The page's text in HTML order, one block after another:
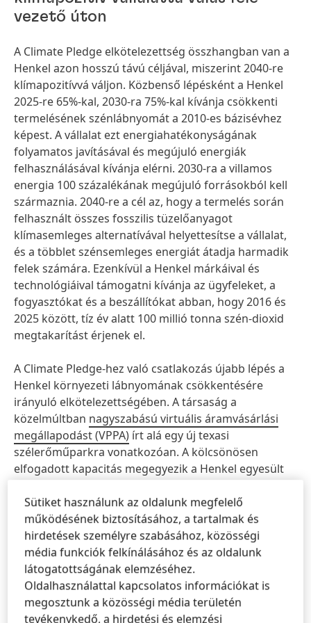
vezető úton
A Climate Pledge elkötelezettség összhangban van a
Henkel azon hosszú távú céljával, miszerint 2040-re
klímapozitívvá váljon. Közbenső lépésként a Henkel
2025-re 65%-kal, 2030-ra 75%-kal kívánja csökkenti
termelésének szénlábnyomát a 2010-es bázisévhez
képest. A vállalat ezt energiahatékonyságának
folyamatos javításával és megújuló energiák
felhasználásával kívánja elérni. 2030-ra a villamos
energia 100 százalékának megújuló forrásokból kell
származnia. 2040-re a cél az, hogy a termelés során
felhasznált összes fosszilis tüzelőanyagot
klímasemleges alternatívával helyettesítse a vállalat,
és a többlet szénsemleges energiát átadja harmadik
felek számára. Ezenkívül a Henkel márkáival és
technológiáival támogatni kívánja az ügyfeleket, a
fogyasztókat és a beszállítókat abban, hogy 2016 és
2025 között, tíz év alatt 100 millió tonna szén-dioxid
megtakarítást érjenek el.
A Climate Pledge-hez való csatlakozás újabb lépés a
Henkel környezeti lábnyomának csökkentésére
irányuló elkötelezettségében. A társaság a
közelmúltban nagyszabású virtuális áramvásárlási
megállapodást(VPPA) írt alá egy új texasi
szélerőműparkra vonatkozóan. A kölcsönösen
elfogadott kapacitás megegyezik a Henkel egyesült
igényével.
A Science Based Targets (SBTi) korábban
megerősítette, hogy aHenkel tudományos alapú
kibocsátás-csökkentésicélkitűzései megfelelnek a
Párizsi Megállapodás céljainak eléréséhez szükséges
követelményeknek. A CDP, az ENSZ Global Compact, a
World Resources Institute és a World Wide Fund for
Sütiket használunk az oldalunk megfelelő
működésének biztosításához, a tartalmak és
hirdetések személyre szabásához, közösségi
média funkciók felkínálásához és az oldalunk
látogatottságának elemzéséhez.
Oldalhasználattal kapcsolatos információkat is
megosztunk a közösségi média területén
tevékenykedő, a hirdetési és elemzési